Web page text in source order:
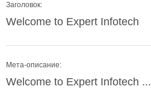
Заголовок:
Welcome to Expert Infotech
Мета-описание:
Welcome to Expert Infotech ...